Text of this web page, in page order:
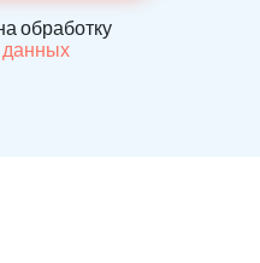
обработку
данных